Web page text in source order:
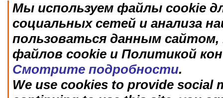
Мы используем файлы cookie
социальных сетей и анализа
пользоваться данным
файлов cookie и Политикой
Смотрите подробности.
We use cookies to provide social